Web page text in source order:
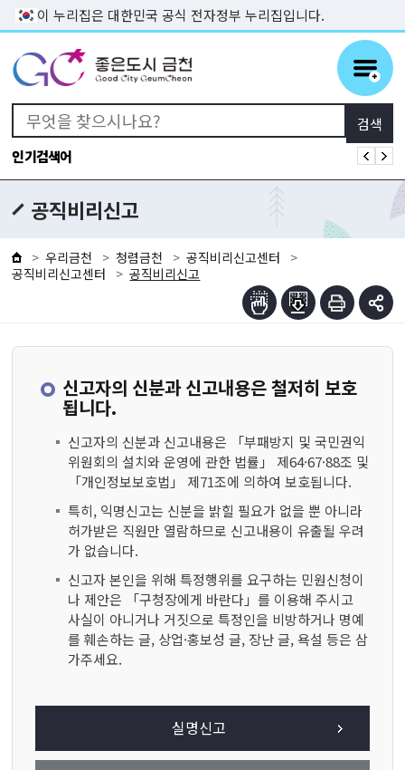
본문 바로가기
이 누리집은 대한민국 공식 전자정부 누리집입니다.
인기검색어
공직비리신고
우리금천 청렴금천
공직비리신고센터
공직비리신고센터
공직비리신고
신고자의 신분과 신고내용은 철저히 보호
됩니다.
신고자의 신분과 신고내용은 「부패방지 및 국민권익
위원회의 설치와 운영에 관한 법률」 제64·67·88조 및
「개인정보보호법」 제71조에 의하여 보호됩니다.
특히, 익명신고는 신분을 밝힐 필요가 없을 뿐 아니라
허가받은 직원만 열람하므로 신고내용이 유출될 우려
가 없습니다.
신고자 본인을 위해 특정행위를 요구하는 민원신청이
나 제안은 「구청장에게 바란다」를 이용해 주시고
사실이 아니거나 거짓으로 특정인을 비방하거나 명예
를 훼손하는 글, 상업·홍보성 글, 장난 글, 욕설 등은 삼
가주세요.
실명신고